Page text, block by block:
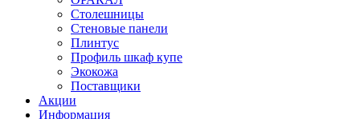
Столешницы
Стеновые панели
Плинтус
Профиль шкаф купе
Экокожа
Поставщики
Акции
Информация